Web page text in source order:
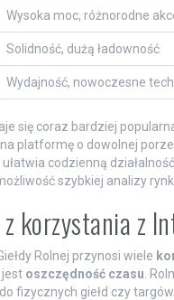
Wysoka moc, różnorodne
Solidność, dużą ładowność
Wydajność, nowoczesne
się coraz bardziej
platformę o dowolnej
codzienną
szybkiej analizy
korzystania z
Rolnej przynosi wiele
jest oszczędność czasu .
fizycznych giełd czy